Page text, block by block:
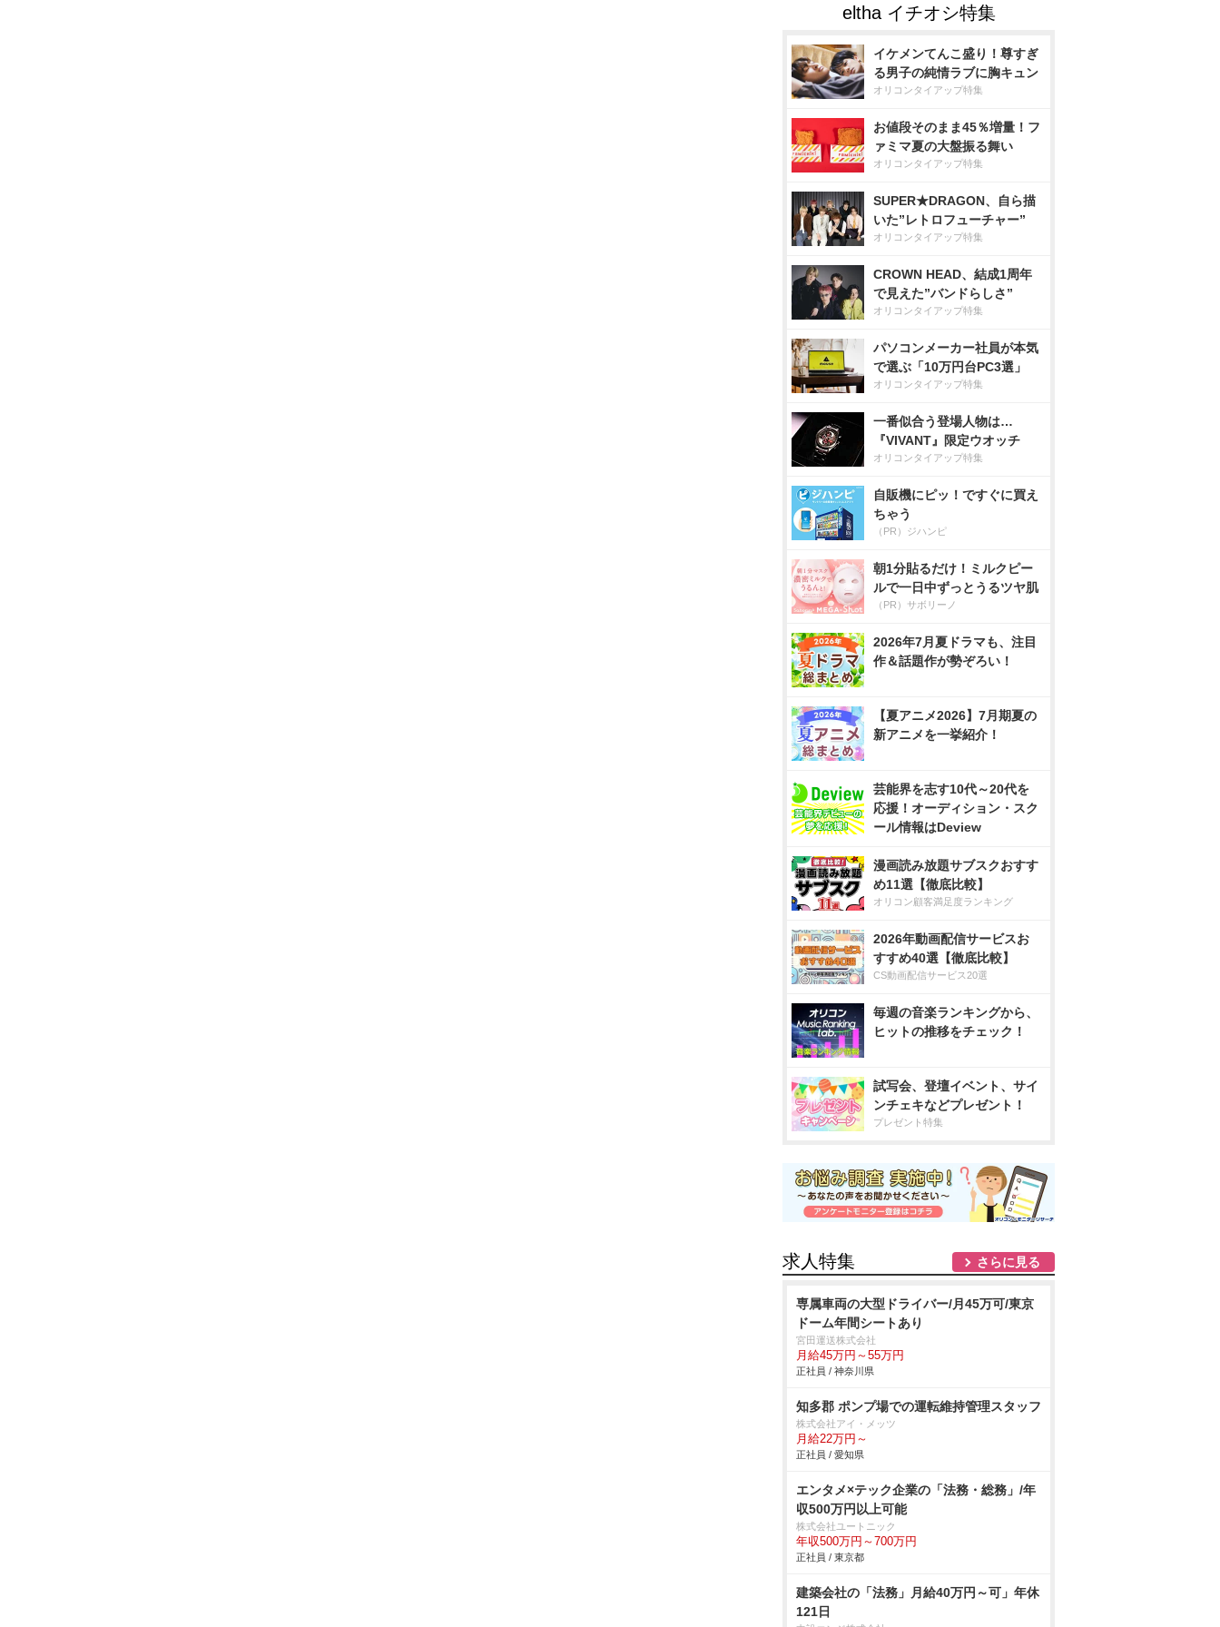
イケメンてんこ盛り！尊すぎ
る男子の純情ラブに胸キュン
オリコンタイアップ特集
お値段そのまま45％増量！フ
ァミマ夏の大盤振る舞い
オリコンタイアップ特集
SUPER★DRAGON、自ら描
いた”レトロフューチャー”
オリコンタイアップ特集
CROWN HEAD、結成1周年
で見えた”バンドらしさ”
オリコンタイアップ特集
パソコンメーカー社員が本気
で選ぶ「10万円台PC3選」
オリコンタイアップ特集
一番似合う登場人物は…
『VIVANT』限定ウオッチ
オリコンタイアップ特集
自販機にピッ！ですぐに買え
ちゃう
（PR）ジハンピ
朝1分貼るだけ！ミルクピー
ルで一日中ずっとうるツヤ肌
（PR）サボリーノ
2026年7月夏ドラマも、注目
作＆話題作が勢ぞろい！
【夏アニメ2026】7月期夏の
新アニメを一挙紹介！
芸能界を志す10代～20代を
応援！オーディション・スク
ール情報はDeview
漫画読み放題サブスクおすす
め11選【徹底比較】
オリコン顧客満足度ランキング
2026年動画配信サービスお
すすめ40選【徹底比較】
CS動画配信サービス20選
毎週の音楽ランキングから、
ヒットの推移をチェック！
試写会、登壇イベント、サイ
ンチェキなどプレゼント！
プレゼント特集
求人特集 さらに見る
専属車両の大型ドライバー/月45万可/東京
ドーム年間シートあり
宮田運送株式会社
月給45万円～55万円
正社員 / 神奈川県
知多郡 ポンプ場での運転維持管理スタッフ
株式会社アイ・メッツ
月給22万円～
正社員 / 愛知県
エンタメ×テック企業の「法務・総務」/年
収500万円以上可能
株式会社ユートニック
年収500万円～700万円
正社員 / 東京都
建築会社の「法務」月給40万円～可」年休
121日